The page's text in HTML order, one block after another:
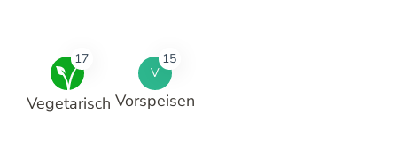
17
Vegetarisch
V
15
Vorspeisen